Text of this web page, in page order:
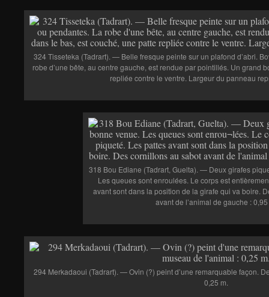
324 Tisseteka (Tadrart). — Belle fresque peinte sur un plafond d’abri.
robe d’une bête, au centre gauche, est rendue par pointillés. Un grand
repliée contre le ventre. Largeur du panneau
318 Bou Ediane (Tadrart, Guelta). — Deux girafes
Les queues sont enroulées. Le corps est
avant sont dans la position de la girafe qui va boire.
avant de l’animal de gauche : 0,95
294 Merkadaoui (Tadrart). — Ovin (?) peint d’une remarquable façon.
0,25 m.